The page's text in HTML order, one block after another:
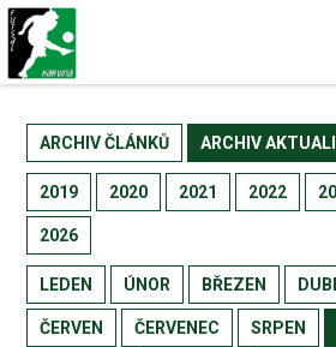
ARCHIV ČLÁNKŮ ARCHIV
2019 2020 2021 2022
2026
LEDEN ÚNOR BŘEZEN
ČERVEN ČERVENEC SRPEN